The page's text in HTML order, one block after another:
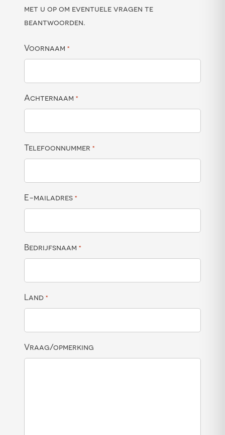
met u op om eventuele vragen te
beantwoorden.
Voornaam *
Achternaam *
Telefoonnummer *
E-mailadres *
Bedrijfsnaam *
Land *
Vraag/opmerking